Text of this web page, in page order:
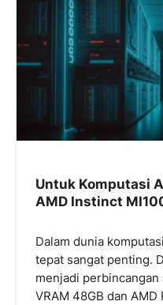
Untuk Komputasi
AMD Instinct
Dalam dunia
tepat sangat penting.
menjadi perbincangan
VRAM 48GB dan